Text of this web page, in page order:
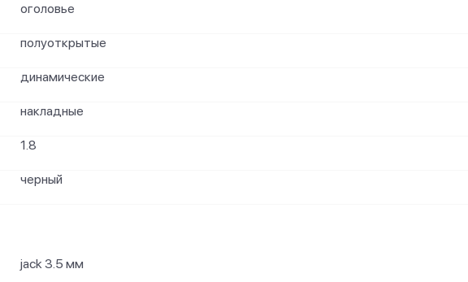
оголовье
полуоткрытые
динамические
накладные
1.8
черный
jack 3.5 мм